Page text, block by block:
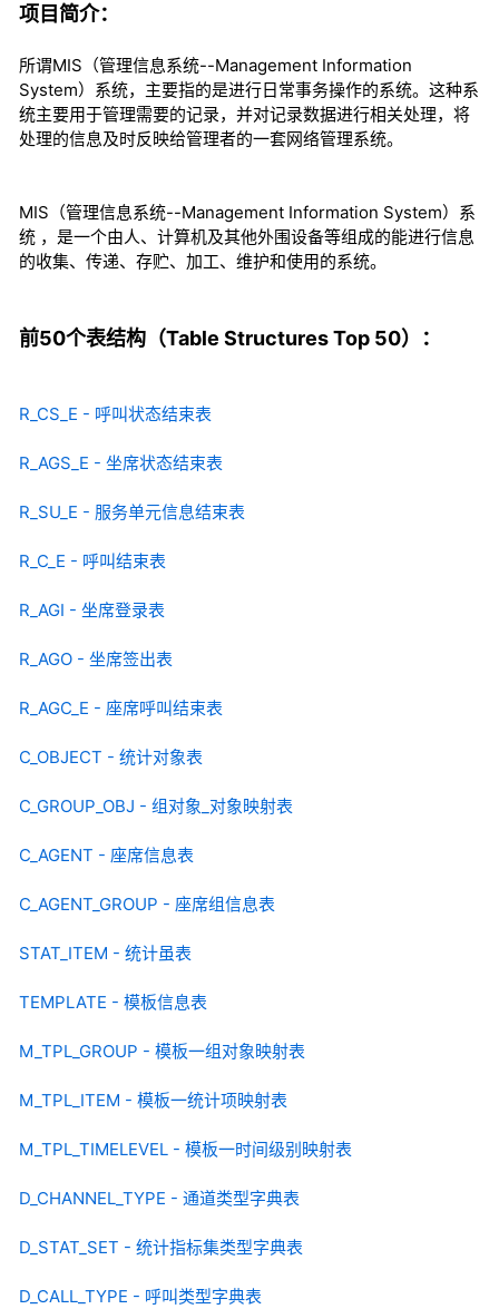
项目简介：
所谓MIS（管理信息系统--Management Information
System）系统，主要指的是进行日常事务操作的系统。这种系
统主要用于管理需要的记录，并对记录数据进行相关处理，将
处理的信息及时反映给管理者的一套网络管理系统。
MIS（管理信息系统--Management Information System）系
统 ，是一个由人、计算机及其他外围设备等组成的能进行信息
的收集、传递、存贮、加工、维护和使用的系统。
前50个表结构（Table Structures Top 50）：
R_CS_E - 呼叫状态结束表
R_AGS_E - 坐席状态结束表
R_SU_E - 服务单元信息结束表
R_C_E - 呼叫结束表
R_AGI - 坐席登录表
R_AGO - 坐席签出表
R_AGC_E - 座席呼叫结束表
C_OBJECT - 统计对象表
C_GROUP_OBJ - 组对象_对象映射表
C_AGENT - 座席信息表
C_AGENT_GROUP - 座席组信息表
STAT_ITEM - 统计虽表
TEMPLATE - 模板信息表
M_TPL_GROUP - 模板一组对象映射表
M_TPL_ITEM - 模板一统计项映射表
M_TPL_TIMELEVEL - 模板一时间级别映射表
D_CHANNEL_TYPE - 通道类型字典表
D_STAT_SET - 统计指标集类型字典表
D_CALL_TYPE - 呼叫类型字典表